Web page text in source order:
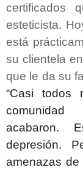
certificados
esteticista.
está
su clientela
que le da su
“Casi todos
comunidad
acabaron.
depresión.
amenazas de